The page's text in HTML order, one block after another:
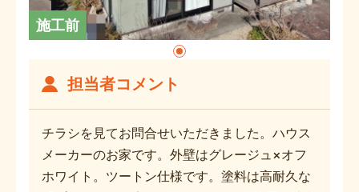
施工前
担当者コメント
チラシを見てお問合せいただきました。ハウス
メーカーのお家です。外壁はグレージュ×オフ
ホワイト。ツートン仕様です。塗料は高耐久な